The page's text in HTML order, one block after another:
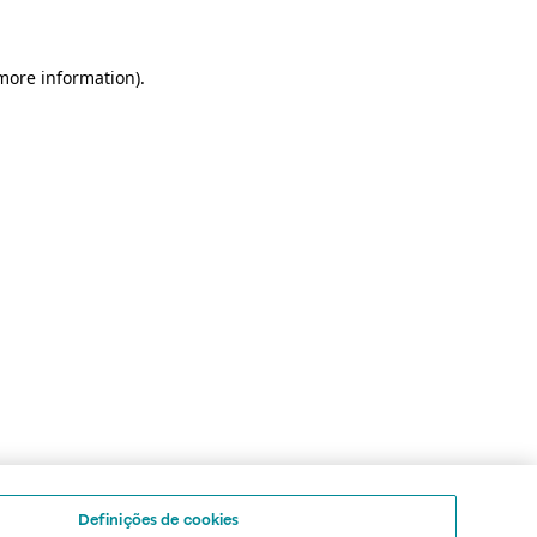
information).
Definições de cookies